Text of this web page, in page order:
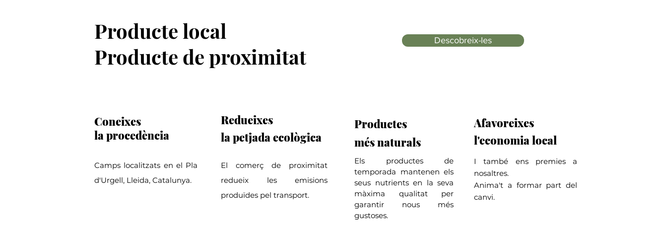
Producte local
Producte de proximitat
Coneixes
la procedència
El comerç de proximitat
redueix les emisions
produïdes pel transport.
Redueixes
lapetjadaecològica
Camps localitzats en el Pla
d'Urgell, Lleida, Catalunya.
Els productes de
temporada mantenen els
seus nutrients en la seva
màxima qualitat per
garantir nous més
gustoses.
Productes
mésnaturals
Afavoreixes
l'economia local
I també ens premies a
nosaltres.
Anima't a formar part del
canvi.
Descobreix-les